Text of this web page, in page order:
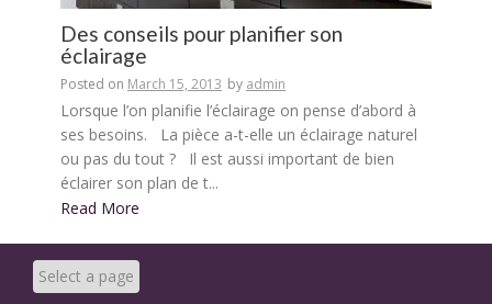
Des conseils pour planifier son
éclairage
Posted on March 15, 2013 by admin
Lorsque l’on planifie l’éclairage on pense d’abord à
ses besoins. La pièce a-t-elle un éclairage naturel
ou pas du tout ? Il est aussi important de bien
éclairer son plan de t...
Read More